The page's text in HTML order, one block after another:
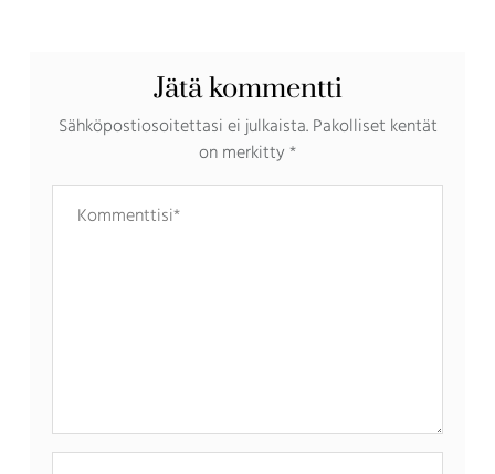
Jätä kommentti
Sähköpostiosoitettasi ei julkaista. Pakolliset kentät
on merkitty*